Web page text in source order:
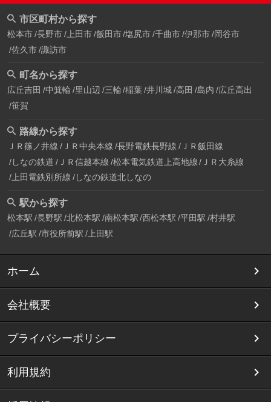
市区町村から探す
松本市 長野市 上田市 飯田市 塩尻市 千曲市 伊那市 岡谷市
佐久市 諏訪市
町名から探す
広丘吉田 中箕輪 里山辺 三輪 稲葉 井川城 高田 島内 広丘高出
笹賀
路線から探す
ＪＲ篠ノ井線 ＪＲ中央本線 長野電鉄長野線 ＪＲ飯田線
しなの鉄道 ＪＲ信越本線 松本電気鉄道上高地線
ＪＲ大糸線
上田電鉄別所線 しなの鉄道北しなの
駅から探す
松本駅 長野駅 北松本駅 南松本駅 西松本駅 平田駅 村井駅
広丘駅 市役所前駅 上田駅
ホーム
会社概要
プライバシーポリシー
利用規約